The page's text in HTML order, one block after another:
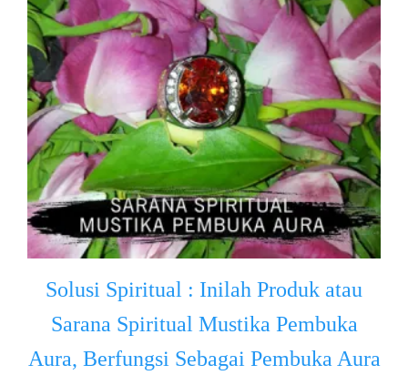
Solusi Spiritual : Inilah Produk atau
Sarana Spiritual Mustika Pembuka
Aura, Berfungsi Sebagai Pembuka Aura